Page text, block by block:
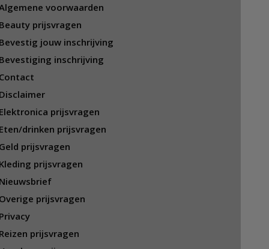
voorwaarden
prijsvragen
jouw inschrijving
inschrijving
prijsvragen
drinken prijsvragen
prijsvragen
prijsvragen
prijsvragen
prijsvragen